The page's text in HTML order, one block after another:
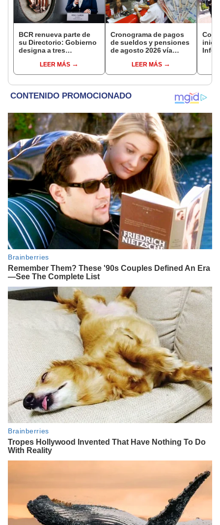
BCR renueva parte de
su Directorio: Gobierno
designa a tres
EjecutivoLEER MÁS
Cronograma de pagos
de sueldos y pensiones
de agosto 2026 vía
conoce las fechas de
depósito
LEER MÁS